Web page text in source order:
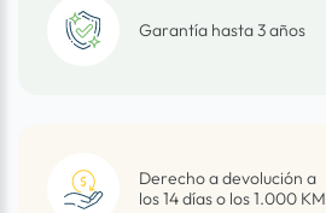
Garantía hasta 3 años
Derecho a devolución a
los 14 días o los 1.000 KM